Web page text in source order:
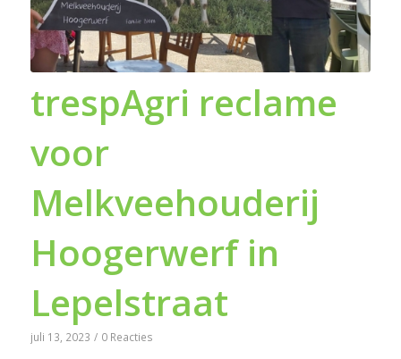
trespAgri reclame
voor
Melkveehouderij
Hoogerwerf in
Lepelstraat
juli 13, 2023 / 0 Reacties